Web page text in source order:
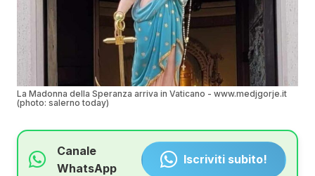
La Madonna della Speranza arriva in Vaticano - www.medjgorje.it
(photo: salerno today)
Canale
WhatsApp
Iscriviti subito!